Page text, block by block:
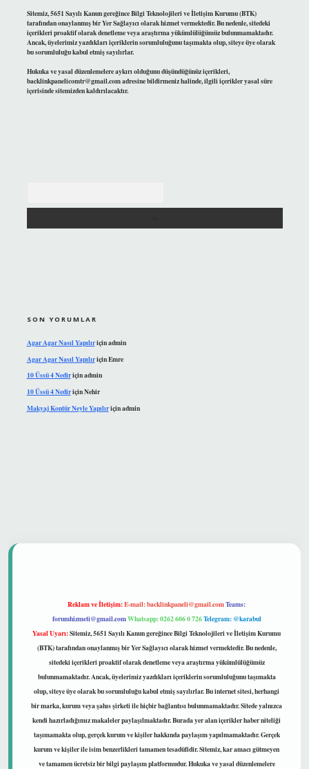
Sitemiz, 5651 Sayılı Kanun gereğince Bilgi Teknolojileri ve İletişim Kurumu (BTK)
tarafından onaylanmış bir Yer Sağlayıcı olarak hizmet vermektedir. Bu nedenle, sitedeki
içerikleri proaktif olarak denetleme veya araştırma yükümlülüğümüz bulunmamaktadır.
Ancak, üyelerimiz yazdıkları içeriklerin sorumluluğunu taşımakta olup, siteye üye olarak
bu sorumluluğu kabul etmiş sayılırlar.
Hukuka ve yasal düzenlemelere aykırı olduğunu düşündüğünüz içerikleri,
backlinkpanelicomtr@gmail.comadresine bildirmeniz halinde, ilgili içerikler yasal süre
içerisinde sitemizden kaldırılacaktır.
SON YORUMLAR
Agar Agar Nasıl Yapılıriçinadmin
Agar Agar Nasıl YapılıriçinEmre
10 Üssü 4 Nediriçinadmin
10 Üssü 4 NediriçinNehir
Makyaj Kontür Neyle Yapılıriçinadmin
Reklam ve İletişim:E-mail:backlinkpaneli@gmail.comTeams:
forumhizmeti@gmail.comWhatsapp: 0262 606 0 726Telegram: @karabul
Yasal Uyarı:Sitemiz, 5651 Sayılı Kanun gereğince Bilgi Teknolojileri ve İletişim Kurumu
(BTK) tarafından onaylanmış bir Yer Sağlayıcı olarak hizmet vermektedir. Bu nedenle,
sitedeki içerikleri proaktif olarak denetleme veya araştırma yükümlülüğümüz
bulunmamaktadır. Ancak, üyelerimiz yazdıkları içeriklerin sorumluluğunu taşımakta
olup, siteye üye olarak bu sorumluluğu kabul etmiş sayılırlar. Bu internet sitesi, herhangi
bir marka, kurum veya şahıs şirketi ile hiçbir bağlantısı bulunmamaktadır. Sitede yalnızca
kendi hazırladığımız makaleler paylaşılmaktadır. Burada yer alan içerikler haber niteliği
taşımamakta olup, gerçek kurum ve kişiler hakkında paylaşım yapılmamaktadır. Gerçek
kurum ve kişiler ile isim benzerlikleri tamamen tesadüfidir. Sitemiz, kar amacı gütmeyen
ve tamamen ücretsiz bir bilgi paylaşım platformudur. Hukuka ve yasal düzenlemelere